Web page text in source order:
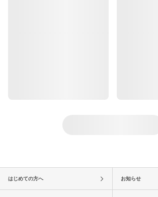
はじめての方へ お知らせ